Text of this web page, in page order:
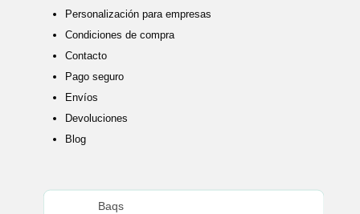
Personalización para empresas
Condiciones de compra
Contacto
Pago seguro
Envíos
Devoluciones
Blog
Baqs